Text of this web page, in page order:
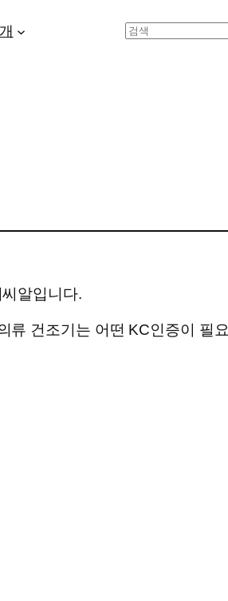
Search
알입니다.
류 건조기는 어떤 KC인증이 필요